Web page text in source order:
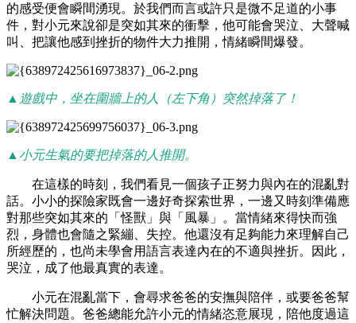
的感受便會瞬間湧現。於我們而言或許只是微不足道的小事
件，對小元來說卻是突如其來的衝擊，他可能會哭泣、大聲喊
叫、把讓他感到挫折的物件大力推開，情緒瞬間爆發。
▲遊戲中，坐在圍牆上的人（左下角）突然掉落了！
▲小元生氣的要把掉落的人推開。
在這樣的時刻，我們看見一個孩子正努力與內在的混亂對
話。小小的探險家既會一邊好奇探索世界，一邊又時刻準備應
對那些突如其來的「怪獸」與「風暴」。當情緒來得快而強
烈，身體也會隨之緊繃、失控。他還沒有足夠能力來理解自己
所經歷的，也尚未學會用語言表達內在的不適與挫折。因此，
哭泣，成了他最真實的表達。
小元在混亂當下，會尋求爸爸的安撫與陪伴，或要爸爸幫
忙解決問題。爸爸總能允許小元的情緒恣意展現，陪他度過這